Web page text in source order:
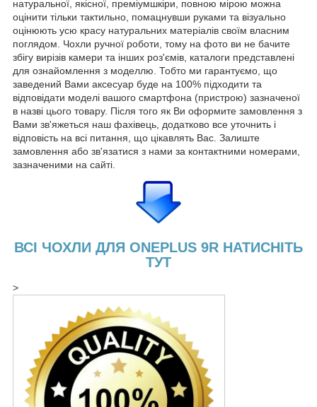
натуральної, якісної, преміумшкіри, повною мірою можна
оцінити тільки тактильно, помацнувши руками та візуально
оцінюють усю красу натуральних матеріалів своїм власним
поглядом. Чохли ручної роботи, тому на фото ви не бачите
збігу вирізів камери та інших роз'ємів, каталоги представлені
для ознайомлення з моделлю. Тобто ми гарантуємо, що
заведений Вами аксесуар буде на 100% підходити та
відповідати моделі вашого смартфона (пристрою) зазначеної
в назві цього товару. Після того як Ви оформите замовлення з
Вами зв'яжеться наш фахівець, додатково все уточнить і
відповість на всі питання, що цікавлять Вас. Залиште
замовлення або зв'язатися з нами за контактними номерами,
зазначеними на сайті.
ВСІ ЧОХЛИ ДЛЯ ONEPLUS 9R НАТИСНІТЬ
ТУТ
>